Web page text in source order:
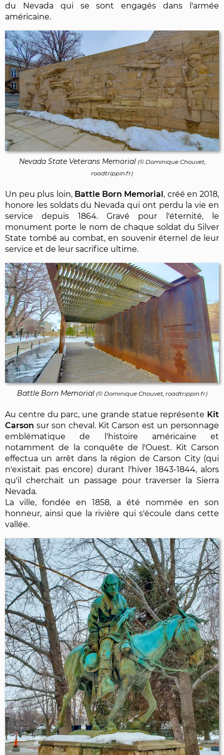
du Nevada qui se sont engagés dans l'armée
américaine.
Nevada State Veterans Memorial(© Dominique Chouvet,
roadtrippin.fr)
Un peu plus loin, Battle Born Memorial, créé en 2018,
honore les soldats du Nevada qui ont perdu la vie en
service depuis 1864. Gravé pour l'éternité, le
monument porte le nom de chaque soldat du Silver
State tombé au combat, en souvenir éternel de leur
service et de leur sacrifice ultime.
Battle Born Memorial(© Dominique Chouvet, roadtrippin.fr)
Au centre du parc, une grande statue représente Kit
Carson sur son cheval. Kit Carson est un personnage
emblématique de l'histoire américaine et
notamment de la conquête de l'Ouest. Kit Carson
effectua un arrêt dans la région de Carson City (qui
n'existait pas encore) durant l'hiver 1843-1844, alors
qu'il cherchait un passage pour traverser la Sierra
Nevada.
La ville, fondée en 1858, a été nommée en son
honneur, ainsi que la rivière qui s'écoule dans cette
vallée.